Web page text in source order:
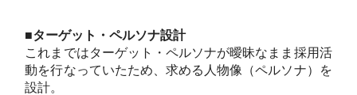
■ターゲット・ペルソナ設計
これまではターゲット・ペルソナが曖昧なまま採用活
動を行なっていたため、求める人物像（ペルソナ）を
設計。